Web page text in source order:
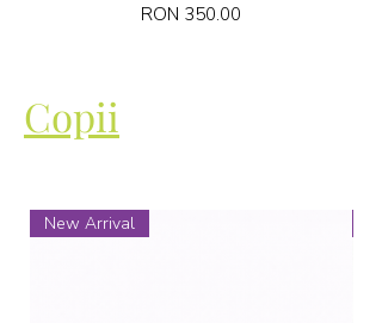
Price
RON 350.00
Copii
New Arrival